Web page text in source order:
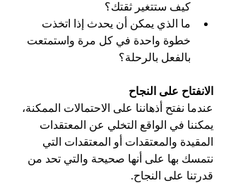
كيف ستتغير ثقتك؟
ما الذي يمكن أن يحدث إذا اتخذت
خطوة واحدة في كل مرة واستمتعت
بالفعل بالرحلة؟
الانفتاح على النجاح
عندما نفتح أذهاننا على الاحتمالات الممكنة،
يمكننا في الواقع التخلي عن المعتقدات
المقيدة والمعتقدات أو المعتقدات التي
نتمسك بها على أنها صحيحة والتي تحد من
قدرتنا على النجاح.